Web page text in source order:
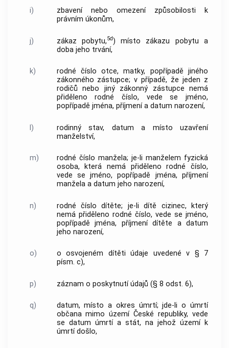
i)
zbavení nebo omezení způsobilosti k
právním úkonům,
j) zákaz pobytu,5d) místo zákazu pobytu a
doba jeho trvání,
k)
rodné číslo otce, matky, popřípadě jiného
zákonného zástupce; v případě, že jeden z
rodičů nebo jiný zákonný zástupce nemá
přiděleno rodné číslo, vede se jméno,
popřípadě jména, příjmení a datum narození,
l)
rodinný stav, datum a místo uzavření
manželství,
m)
rodné číslo manžela; je-li manželem fyzická
osoba, která nemá přiděleno rodné číslo,
vede se jméno, popřípadě jména, příjmení
manžela a datum jeho narození,
n)
rodné číslo dítěte; je-li dítě cizinec, který
nemá přiděleno rodné číslo, vede se jméno,
popřípadě jména, příjmení dítěte a datum
jeho narození,
o)
o osvojeném dítěti údaje uvedené v § 7
písm. c),
p) záznam o poskytnutí údajů (§ 8 odst. 6),
q)
datum, místo a okres úmrtí; jde-li o úmrtí
občana mimo území České republiky, vede
se datum úmrtí a stát, na jehož území k
úmrtí došlo,